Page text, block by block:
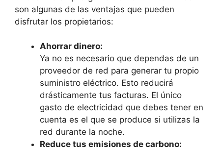
son algunas de las ventajas que pueden
disfrutar los propietarios:
Ahorrar dinero:
Ya no es necesario que dependas de un
proveedor de red para generar tu propio
suministro eléctrico. Esto reducirá
drásticamente tus facturas. El único
gasto de electricidad que debes tener en
cuenta es el que se produce si utilizas la
red durante la noche.
Reduce tus emisiones de carbono: